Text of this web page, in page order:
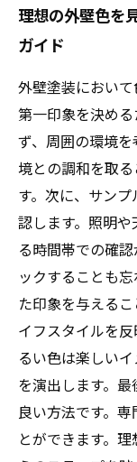
理想の外壁色を
ガイド
外壁塗装におい
第一印象を決め
ず、周囲の環境
境との調和を取
す。次に、サン
認します。照明
る時間帯での確
ックすることも
た印象を与える
イフスタイルを
るい色は楽しい
を演出します。
良い方法です。
とができます。